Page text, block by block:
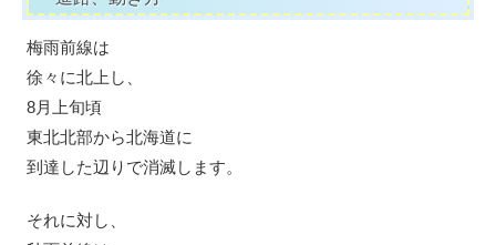
梅雨前線は
徐々に北上し、
8月上旬頃
東北北部から北海道に
到達した辺りで消滅します。
それに対し、